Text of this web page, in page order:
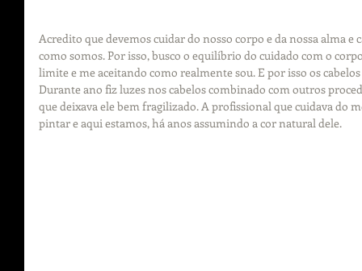
Acredito que devemos cuidar do nosso corpo e da nossa alma e
como somos. Por isso, busco o equilíbrio do cuidado com o
limite e me aceitando como realmente sou. E por isso os
Durante ano fiz luzes nos cabelos combinado com outros
que deixava ele bem fragilizado. A profissional que cuidava do
pintar e aqui estamos, há anos assumindo a cor natural dele.